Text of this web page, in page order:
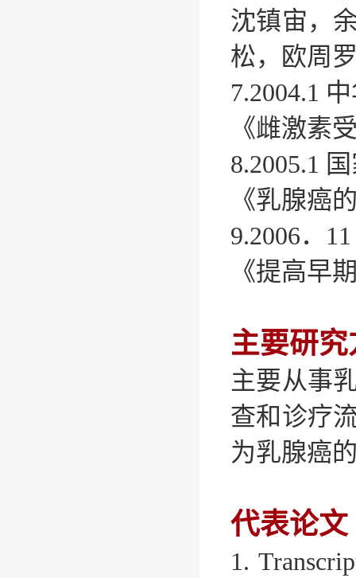
沈镇宙，
松，欧周
7.2004.1
《雌激素
8.2005.1
《乳腺癌
9.2006．
《提高早
主要研究
主要从事
查和诊疗
为乳腺癌
代表论文
1.